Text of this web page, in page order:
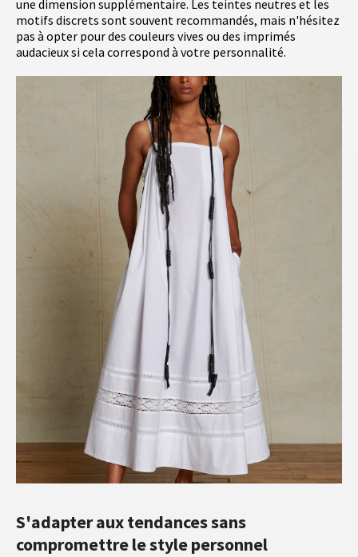
une dimension supplémentaire. Les teintes neutres et les
motifs discrets sont souvent recommandés, mais n'hésitez
pas à opter pour des couleurs vives ou des imprimés
audacieux si cela correspond à votre personnalité.
S'adapter aux tendances sans
compromettre le style personnel